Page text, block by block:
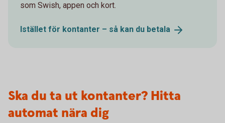
som Swish, appen och kort.
Istället för kontanter – så kan du betala
Ska du ta ut kontanter? Hitta
automat nära dig